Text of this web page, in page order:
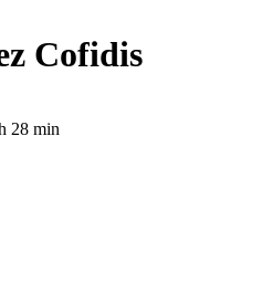
Cofidis
28 min